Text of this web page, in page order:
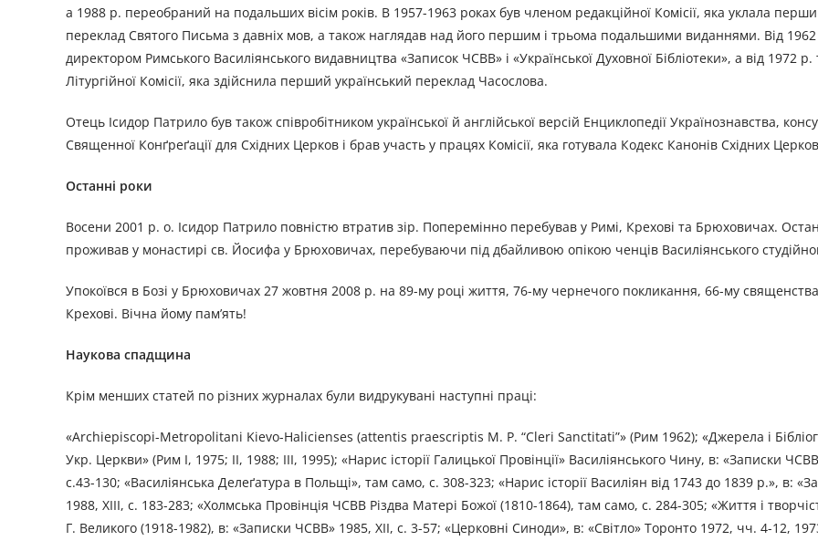
а 1988 р. переобраний на подальших вісім років. В 1957-1963 роках був членом редакційної Комісії, яка уклала
переклад Святого Письма з давніх мов, а також наглядав над його першим і трьома подальшими виданнями. Від
директором Римського Василіянського видавництва «Записок ЧСВВ» і «Української Духовної Бібліотеки», а від 1972
Літургійної Комісії, яка здійснила перший український переклад Часослова.
Отець Ісидор Патрило був також співробітником української й англійської версій Енциклопедії Українознавства,
Священної Конґреґації для Східних Церков і брав участь у працях Комісії, яка готувала Кодекс Канонів Східних
Останні роки
Восени 2001 р. о. Ісидор Патрило повністю втратив зір. Поперемінно перебував у Римі, Крехові та Брюховичах.
проживав у монастирі св. Йосифа у Брюховичах, перебуваючи під дбайливою опікою ченців Василіянського
Упокоївся в Бозі у Брюховичах 27 жовтня 2008 р. на 89-му році життя, 76-му чернечого покликання, 66-му
Крехові. Вічна йому пам’ять!
Наукова спадщина
Крім менших статей по різних журналах були видрукувані наступні праці:
«Archiepiscopi-Metropolitani Kievo-Halicienses (attentis praescriptis М. Р. “Cleri Sanctitati”» (Рим 1962); «Джерела і
Укр. Церкви» (Рим І, 1975; II, 1988; III, 1995); «Нарис історії Галицької Провінції» Василіянського Чину, в: «Записки
с.43-130; «Василіянська Делеґатура в Польщі», там само, с. 308-323; «Нарис історії Василіян від 1743 до 1839 р.», в:
1988, XIII, с. 183-283; «Холмська Провінція ЧСВВ Різдва Матері Божої (1810-1864), там само, с. 284-305; «Життя і
Г. Великого (1918-1982), в: «Записки ЧСВВ» 1985, XII, с. 3-57; «Церковні Синоди», в: «Світло» Торонто 1972, чч. 4-12,